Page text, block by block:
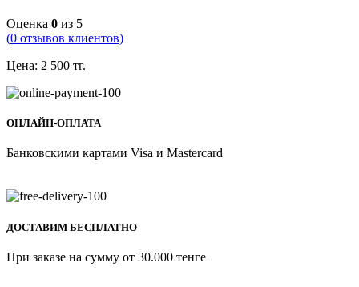
Оценка 0 из 5
(0 отзывов клиентов)
Цена: 2 500 тг.
ОНЛАЙН-ОПЛАТА
Банковскими картами Visa и Mastercard
ДОСТАВИМ БЕСПЛАТНО
При заказе на сумму от 30.000 тенге